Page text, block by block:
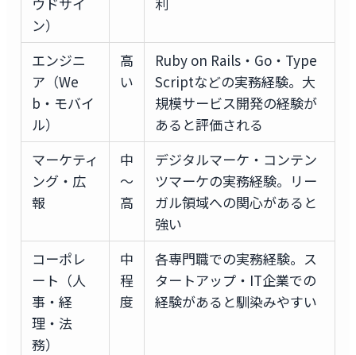
ン）
エンジニ
ア（We
b・モバイ
ル）
高
い
Ruby on Rails・Go・Type
Scriptなどの実務経験。大
規模サービス開発の経験が
あると評価される
マーケティ
ング・広
報
中
〜
高
デジタルマーケ・コンテン
ツマーケの実務経験。リー
ガル領域への関心があると
強い
コーポレ
ート（人
事・経
理・法
務）
中
程
度
各専門職での実務経験。ス
タートアップ・IT企業での
経験があると馴染みやすい